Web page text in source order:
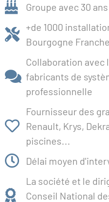
Groupe avec 30
+de 1000
Bourgogne
Collaboration avec
fabricants de
professionnelle
Fournisseur des
Renault, Krys,
piscines...
Délai moyen
La société et le
Conseil National